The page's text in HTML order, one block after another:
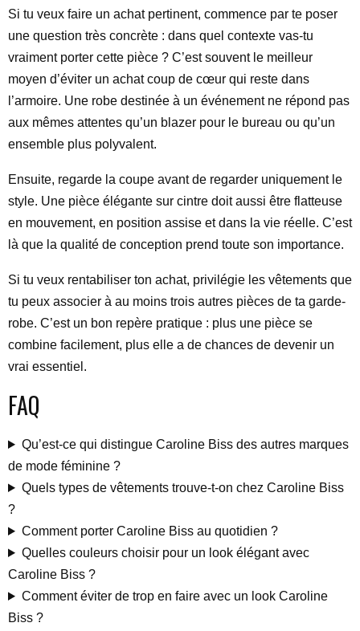
Si tu veux faire un achat pertinent, commence par te poser
une question très concrète : dans quel contexte vas-tu
vraiment porter cette pièce ? C’est souvent le meilleur
moyen d’éviter un achat coup de cœur qui reste dans
l’armoire. Une robe destinée à un événement ne répond pas
aux mêmes attentes qu’un blazer pour le bureau ou qu’un
ensemble plus polyvalent.
Ensuite, regarde la coupe avant de regarder uniquement le
style. Une pièce élégante sur cintre doit aussi être flatteuse
en mouvement, en position assise et dans la vie réelle. C’est
là que la qualité de conception prend toute son importance.
Si tu veux rentabiliser ton achat, privilégie les vêtements que
tu peux associer à au moins trois autres pièces de ta garde-
robe. C’est un bon repère pratique : plus une pièce se
combine facilement, plus elle a de chances de devenir un
vrai essentiel.
FAQ
Qu’est-ce qui distingue Caroline Biss des autres marques
de mode féminine ?
Quels types de vêtements trouve-t-on chez Caroline Biss
?
Comment porter Caroline Biss au quotidien ?
Quelles couleurs choisir pour un look élégant avec
Caroline Biss ?
Comment éviter de trop en faire avec un look Caroline
Biss ?